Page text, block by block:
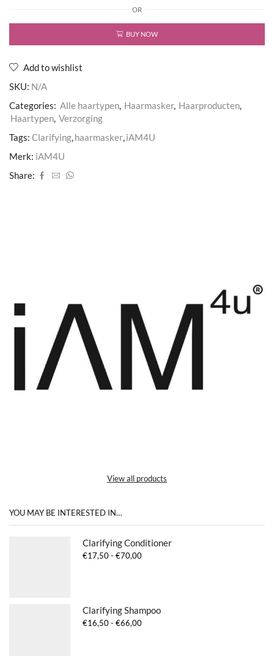
OR
BUY NOW
Add to wishlist
SKU: N/A
Categories: Alle haartypen, Haarmasker, Haarproducten,
Haartypen, Verzorging
Tags: Clarifying,haarmasker,iAM4U
Merk: iAM4U
Share:
View all products
YOU MAY BE INTERESTED IN…
Clarifying Conditioner
€17,50- €70,00Prijsklasse:
Clarifying Shampoo
€16,50- €66,00Prijsklasse: